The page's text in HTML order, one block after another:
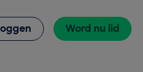
Word nu lid